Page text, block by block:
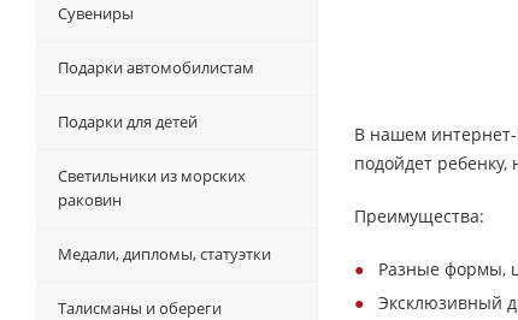
В нашем
подойдет ребенку,
Преимущества:
Разные формы,
Эксклюзивный
Сувениры
Подарки автомобилистам
Подарки для детей
Светильники из морских
раковин
Медали, дипломы, статуэтки
Талисманы и обереги